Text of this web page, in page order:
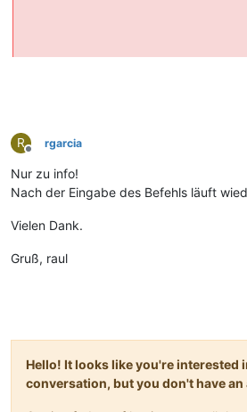
R
Offline
rgarcia
Nur zu info!
Nach der Eingabe des Befehls läuft
Vielen Dank.
Gruß, raul
Hello! It looks like you're interested
conversation, but you don't have an